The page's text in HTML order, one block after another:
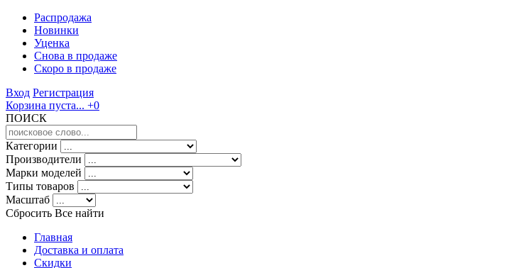
Распродажа
Новинки
Уценка
Снова в продаже
Скоро в продаже
Вход Регистрация
Корзина пуста... +0
ПОИСК
Категории
Производители
Марки моделей
Типы товаров
Масштаб
Сбросить Все найти
Главная
Доставка и оплата
Скидки